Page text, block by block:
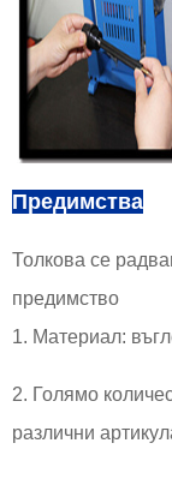
Предимства
Толкова се
предимство
1. Материал:
2. Голямо
различни